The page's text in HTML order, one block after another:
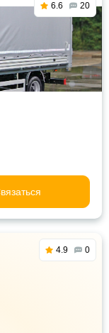
6.6 20
4.9 0